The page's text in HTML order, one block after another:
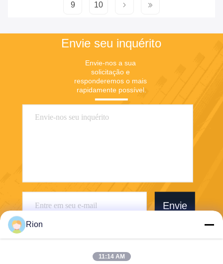
9 10
Envie seu inquérito
Envie-nos a sua
solicitação e
responderemos o mais
rapidamente possível.
Envie
Rion
11:14 AM